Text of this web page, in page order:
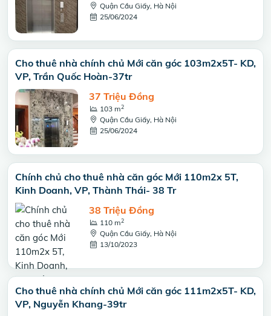
Quận Cầu Giấy, Hà Nội
25/06/2024
Cho thuê nhà chính chủ Mới căn góc 103m2x5T- KD,
VP, Trần Quốc Hoàn-37tr
37 Triệu Đồng
103 m2
Quận Cầu Giấy, Hà Nội
25/06/2024
Chính chủ cho thuê nhà căn góc Mới 110m2x 5T,
Kinh Doanh, VP, Thành Thái- 38 Tr
38 Triệu Đồng
110 m2
Quận Cầu Giấy, Hà Nội
13/10/2023
Cho thuê nhà chính chủ Mới căn góc 111m2x5T- KD,
VP, Nguyễn Khang-39tr